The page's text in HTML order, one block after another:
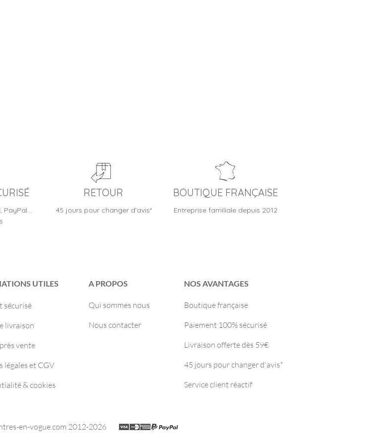
PayPal…
RETOUR
45 jours pour changer d'avis*
BOUTIQUE FRANÇAISE
Entreprise familiale depuis 2012
UTILES
sécurisé
livraison
vente
légales et CGV
& cookies
A PROPOS
Qui sommes nous
Nous contacter
NOS AVANTAGES
Boutique française
Paiement 100% sécurisé
Livraison offerte dès 59€
45 jours pour changer d'avis*
Service client réactif
en-vogue.com 2012-2026